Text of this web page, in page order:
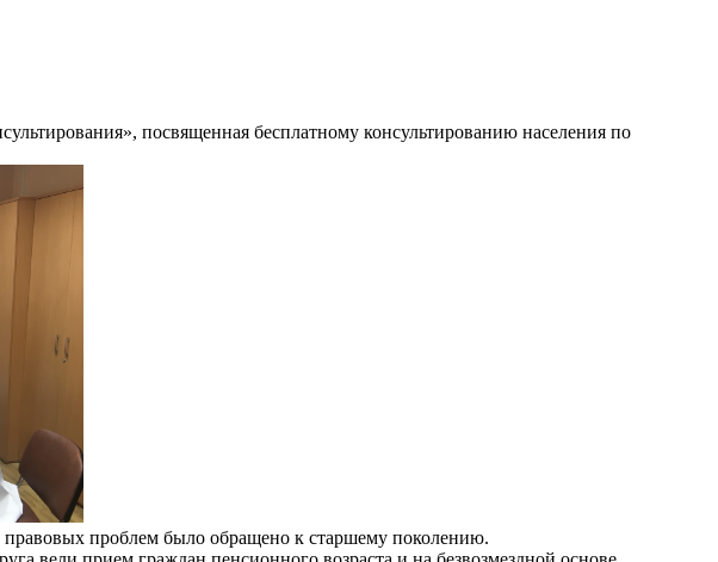
посвященная бесплатному консультированию населения по
проблем было обращено к старшему поколению.